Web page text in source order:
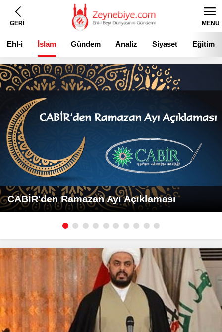
GERİ MENÜ
Ehl-i
Beyt
İslam Gündem Analiz Siyaset Eğitim
CABİR'den Ramazan Ayı Açıklaması